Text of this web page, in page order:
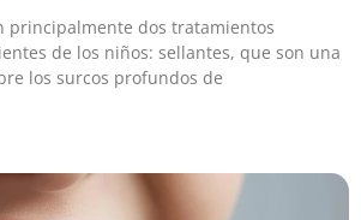
principalmente dos tratamientos
de los niños: sellantes, que son una
los surcos profundos de